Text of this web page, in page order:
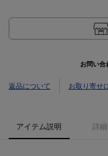
お問い合
返品について お取り寄せ
アイテム説明 詳細